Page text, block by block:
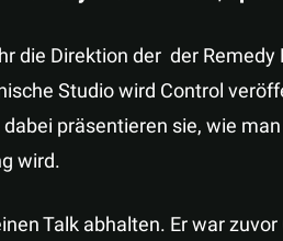
die Direktion der der Remedy
Studio wird Control
präsentieren sie, wie
wird.
Talk abhalten. Er war